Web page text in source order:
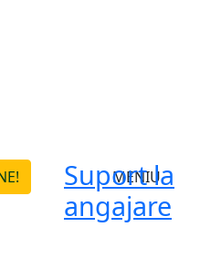
MENIU
Suport la
angajare